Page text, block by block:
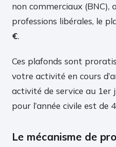
non commerciaux (BNC),
professions libérales, le
€.
Ces plafonds sont
votre activité en cours
activité de service au 1er
pour l’année civile est de
Le mécanisme de